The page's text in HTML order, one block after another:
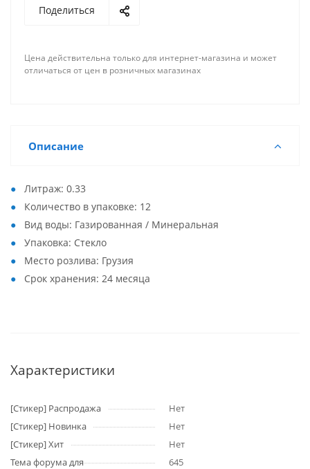
Поделиться
Цена действительна только для интернет-магазина и может
отличаться от цен в розничных магазинах
Описание
Литраж: 0.33
Количество в упаковке: 12
Вид воды: Газированная / Минеральная
Упаковка: Стекло
Место розлива: Грузия
Срок хранения: 24 месяца
Характеристики
[Стикер] Распродажа
Нет
[Стикер] Новинка
Нет
[Стикер] Хит
Нет
Тема форума для
645